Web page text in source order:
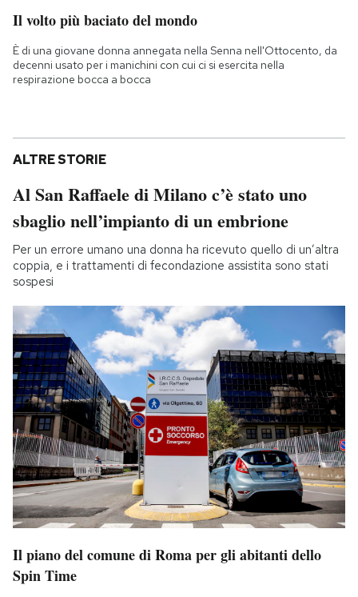
Il volto più baciato del mondo
È di una giovane donna annegata nella Senna nell'Ottocento, da
decenni usato per i manichini con cui ci si esercita nella
respirazione bocca a bocca
ALTRE STORIE
Al San Raffaele di Milano c’è stato uno
sbaglio nell’impianto di un embrione
Per un errore umano una donna ha ricevuto quello di un’altra
coppia, e i trattamenti di fecondazione assistita sono stati
sospesi
Il piano del comune di Roma per gli abitanti dello
Spin Time